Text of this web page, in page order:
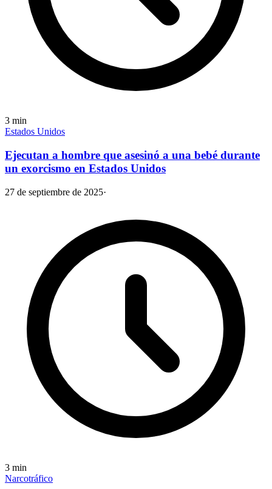
3 min
Estados Unidos
Ejecutan a hombre que asesinó a una bebé durante
un exorcismo en Estados Unidos
27 de septiembre de 2025·
3 min
Narcotráfico